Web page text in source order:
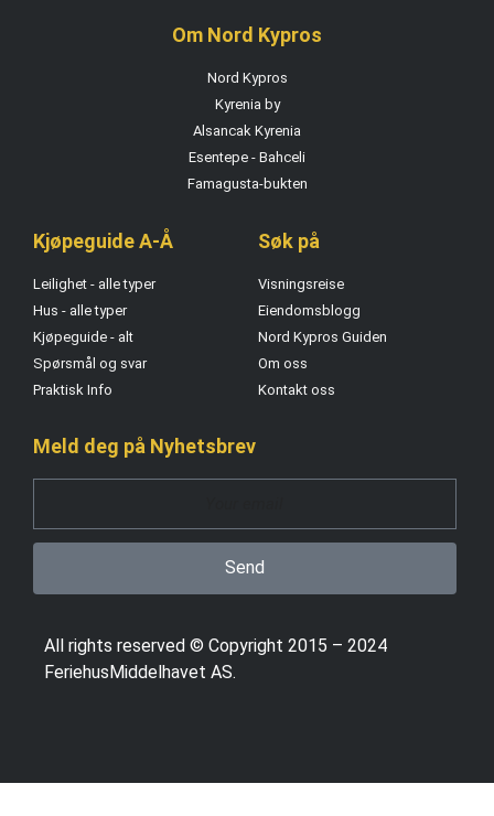
Om Nord Kypros
Nord Kypros
Kyrenia by
Alsancak Kyrenia
Esentepe - Bahceli
Famagusta-bukten
Kjøpeguide A-Å
Leilighet - alle typer
Hus - alle typer
Kjøpeguide - alt
Spørsmål og svar
Praktisk Info
Søk på
Visningsreise
Eiendomsblogg
Nord Kypros Guiden
Om oss
Kontakt oss
Meld deg på Nyhetsbrev
Send
All rights reserved © Copyright 2015 – 2024
FeriehusMiddelhavet AS.